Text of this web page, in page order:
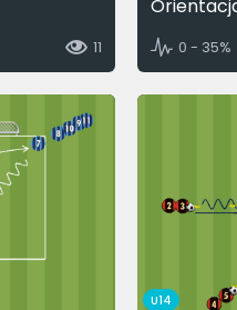
11 0 - 35%
U14